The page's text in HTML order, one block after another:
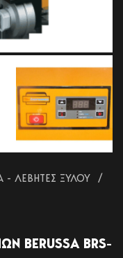
- ΛΕΒΗΤΕΣ ΞΥΛΟΥ
BERUSSA BRS-